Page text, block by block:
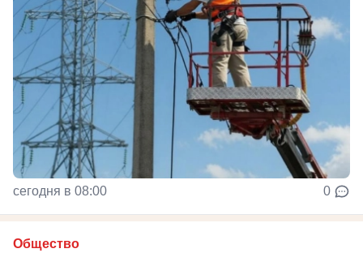
сегодня в 08:00 0
Общество